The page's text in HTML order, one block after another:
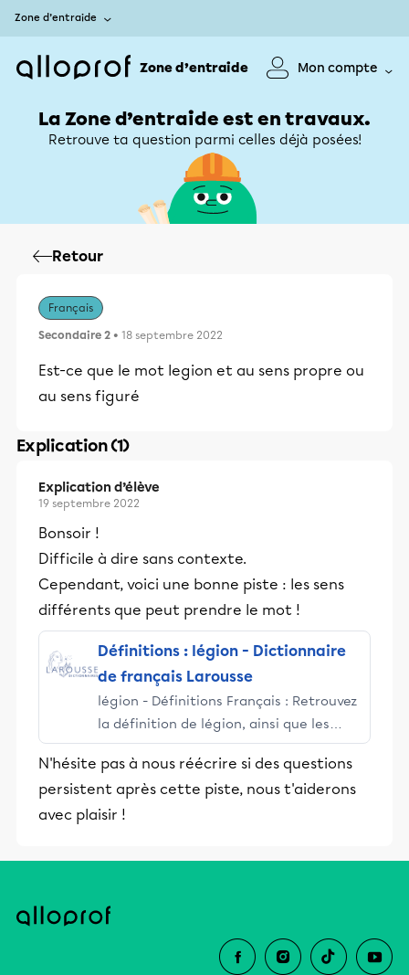
Zone d’entraide
Zone d’entraide Mon compte
La Zone d’entraide est en travaux.
Retrouve ta question parmi celles déjà posées!
Retour
Français
Secondaire 2 • 18 septembre 2022
Est-ce que le mot legion et au sens propre ou
au sens figuré
Explication (1)
Explication d’élève
19 septembre 2022
Bonsoir !
Difficile à dire sans contexte.
Cependant, voici une bonne piste : les sens
différents que peut prendre le mot !
Définitions : légion - Dictionnaire
de français Larousse
légion - Définitions Français : Retrouvez
la définition de légion, ainsi que les
synonymes, expressions, difficultés,
citations... - synonymes, homonymes,
difficultés, citations.
N'hésite pas à nous réécrire si des questions
persistent après cette piste, nous t'aiderons
avec plaisir !